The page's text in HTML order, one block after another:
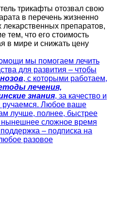
трикафты отозвал свою
в перечень жизненно
препаратов,
тем, что его стоимость
в мире и снижать цену
мы помогаем лечить
для развития – чтобы
, с которыми работаем,
лечения,
знания, за качество и
ручаемся. Любое ваше
лучше, полнее, быстрее
сложное время
– подписка на
разовое